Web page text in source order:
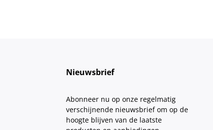
Nieuwsbrief
Abonneer nu op onze regelmatig
verschijnende nieuwsbrief om op de
hoogte blijven van de laatste